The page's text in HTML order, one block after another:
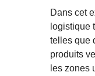
Dans cet
logistique
telles que
produits
les zones